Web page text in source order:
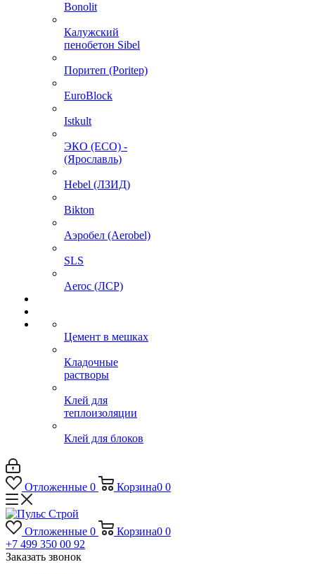
Bonolit
Калужский
пенобетон Sibel
Поритеп (Poritep)
EuroBlock
Istkult
ЭКО (ECO) -
(Ярославль)
Hebel (ЛЗИД)
Bikton
Аэробел (Aerobel)
SLS
Aeroc (ЛСР)
Цемент в мешках
Кладочные
растворы
Клей для
теплоизоляции
Клей для блоков
Отложенные 0 Корзина0 0
Отложенные 0 Корзина0 0
+7 499 350 00 92
Заказать звонок